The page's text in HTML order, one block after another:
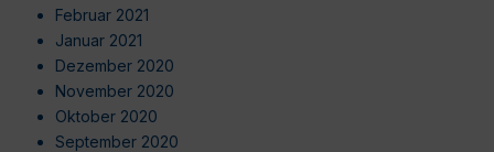
Februar 2021
Januar 2021
Dezember 2020
November 2020
Oktober 2020
September 2020